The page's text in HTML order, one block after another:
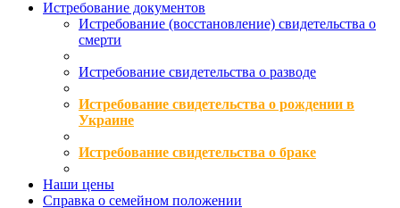
Истребование документов
Истребование (восстановление) свидетельства о
смерти
Истребование свидетельства о разводе
Истребование свидетельства о рождении в
Украине
Истребование свидетельства о браке
Наши цены
Справка о семейном положении